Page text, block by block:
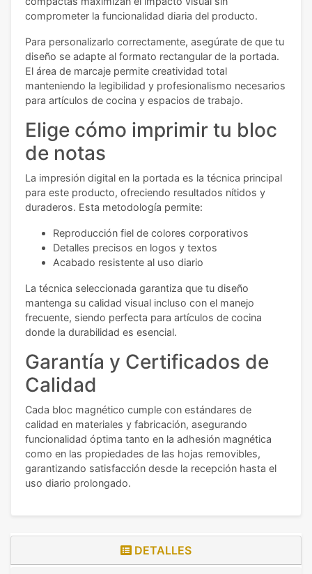
comprometer la funcionalidad diaria del producto.
Para personalizarlo correctamente, asegúrate de que tu
diseño se adapte al formato rectangular de la portada.
El área de marcaje permite creatividad total
manteniendo la legibilidad y profesionalismo necesarios
para artículos de cocina y espacios de trabajo.
Elige cómo imprimir tu bloc
de notas
La impresión digital en la portada es la técnica principal
para este producto, ofreciendo resultados nítidos y
duraderos. Esta metodología permite:
Reproducción fiel de colores corporativos
Detalles precisos en logos y textos
Acabado resistente al uso diario
La técnica seleccionada garantiza que tu diseño
mantenga su calidad visual incluso con el manejo
frecuente, siendo perfecta para artículos de cocina
donde la durabilidad es esencial.
Garantía y Certificados de
Calidad
Cada bloc magnético cumple con estándares de
calidad en materiales y fabricación, asegurando
funcionalidad óptima tanto en la adhesión magnética
como en las propiedades de las hojas removibles,
garantizando satisfacción desde la recepción hasta el
uso diario prolongado.
DETALLES